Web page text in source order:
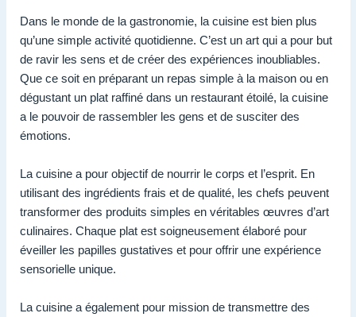
Dans le monde de la gastronomie, la cuisine est bien plus
qu’une simple activité quotidienne. C’est un art qui a pour but
de ravir les sens et de créer des expériences inoubliables.
Que ce soit en préparant un repas simple à la maison ou en
dégustant un plat raffiné dans un restaurant étoilé, la cuisine
a le pouvoir de rassembler les gens et de susciter des
émotions.
La cuisine a pour objectif de nourrir le corps et l’esprit. En
utilisant des ingrédients frais et de qualité, les chefs peuvent
transformer des produits simples en véritables œuvres d’art
culinaires. Chaque plat est soigneusement élaboré pour
éveiller les papilles gustatives et pour offrir une expérience
sensorielle unique.
La cuisine a également pour mission de transmettre des